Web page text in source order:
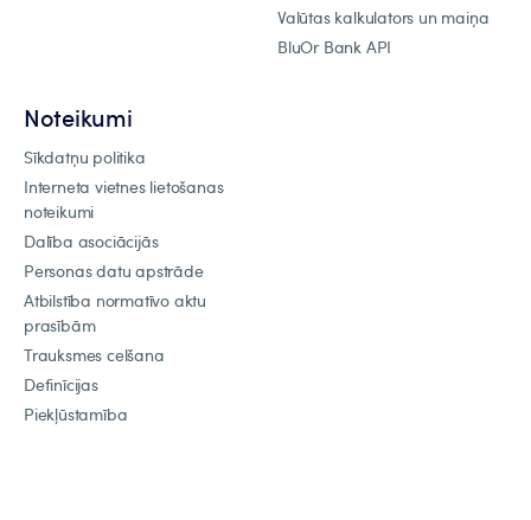
Valūtas kalkulators un maiņa
BluOr Bank API
Noteikumi
Sīkdatņu politika
Interneta vietnes lietošanas
noteikumi
Dalība asociācijās
Personas datu apstrāde
Atbilstība normatīvo aktu
prasībām
Trauksmes celšana
Definīcijas
Piekļūstamība